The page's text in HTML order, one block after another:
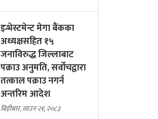
इन्भेस्टमेन्ट मेगा बैंकका
अध्यक्षसहित १५
जनाविरुद्ध जिल्लाबाट
पक्राउ अनुमति, सर्वोचद्वारा
तत्काल पक्राउ नगर्न
अन्तरिम आदेश
बिहीबार, साउन २१, २०८३